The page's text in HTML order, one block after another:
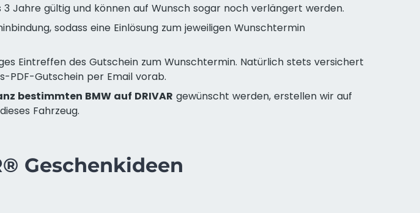
3 Jahre gültig und können auf Wunsch sogar noch verlängert werden.
sodass eine Einlösung zum jeweiligen Wunschtermin
Eintreffen des Gutschein zum Wunschtermin. Natürlich stets versichert
PDF-Gutschein per Email vorab.
bestimmten BMW auf DRIVAR gewünscht werden, erstellen wir auf
Fahrzeug.
Geschenkideen